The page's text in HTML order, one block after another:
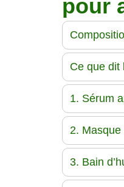
pour
Ce que dit
1. Sérum
2.
3. Bain